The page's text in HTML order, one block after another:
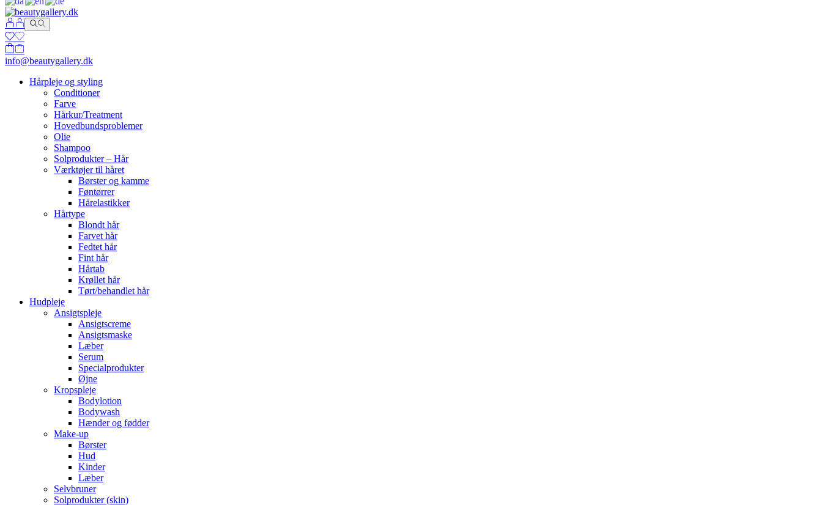
info@beautygallery.dk
Hårpleje og styling
Conditioner
Farve
Hårkur/Treatment
Hovedbundsproblemer
Olie
Shampoo
Solprodukter – Hår
Værktøjer til håret
Børster og kamme
Føntørrer
Hårelastikker
Hårtype
Blondt hår
Farvet hår
Fedtet hår
Fint hår
Hårtab
Krøllet hår
Tørt/behandlet hår
Hudpleje
Ansigtspleje
Ansigtscreme
Ansigtsmaske
Læber
Serum
Specialprodukter
Øjne
Kropspleje
Bodylotion
Bodywash
Hænder og fødder
Make-up
Børster
Hud
Kinder
Læber
Selvbruner
Solprodukter (skin)